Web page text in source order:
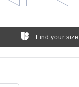
Find your size